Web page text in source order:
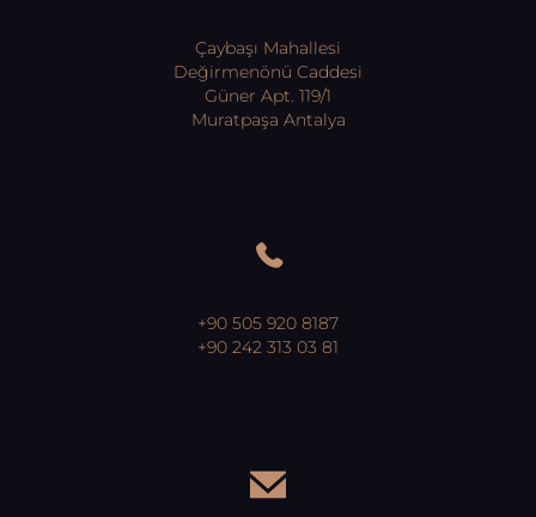
Çaybaşı Mahallesi
Değirmenönü Caddesi
Güner Apt. 119/1
Muratpaşa Antalya
+90 505 920 8187
+90 242 313 03 81